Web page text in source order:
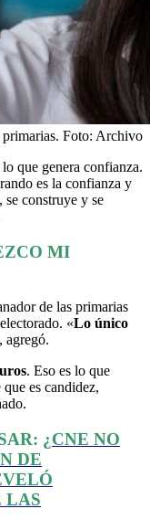
primarias. Foto: Archivo
que genera confianza.
es la confianza y
se construye y se
MI
de las primarias
«Lo único
agregó.
. Eso es lo que
es candidez,
¿CNE NO
DE
LAS